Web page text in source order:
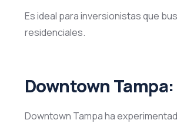
Es ideal para inversionistas que
residenciales.
Downtown
Downtown Tampa ha